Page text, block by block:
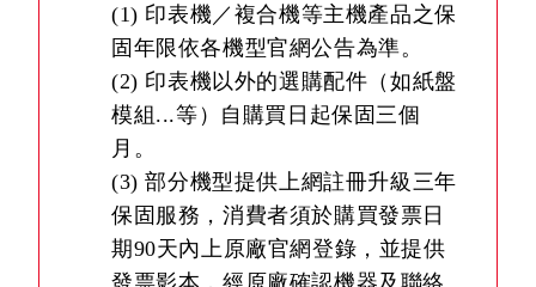
(1) 印表機／複合機等主機產品之保
固年限依各機型官網公告為準。
(2) 印表機以外的選購配件（如紙盤
模組...等）自購買日起保固三個
月。
(3) 部分機型提供上網註冊升級三年
保固服務，消費者須於購買發票日
期90天內上原廠官網登錄，並提供
發票影本，經原廠確認機器及聯絡